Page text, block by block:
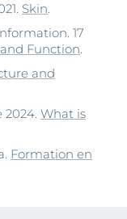
Skin.
17
Function.
and
2024. What is
Formation en